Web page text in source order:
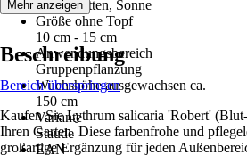
Halbschatten, Sonne
Größe ohne Topf
10 cm - 15 cm
Anwendungsbereich
Gruppenpflanzung
Wuchshöhe ausgewachsen ca.
150 cm
Variante
Staude
EAN
Mehr anzeigen
Beschreibung
Bereich überspringen
Kaufen Sie Lythrum salicaria 'Robert'
Ihren Garten. Diese farbenfrohe und
großartige Ergänzung für jeden